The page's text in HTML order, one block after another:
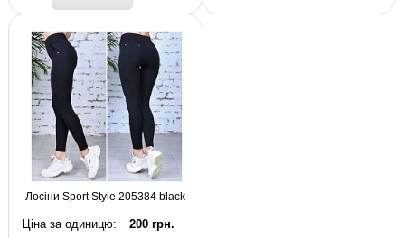
Лосіни Sport Style 205384 black
Ціна за одиницю: 200 грн.